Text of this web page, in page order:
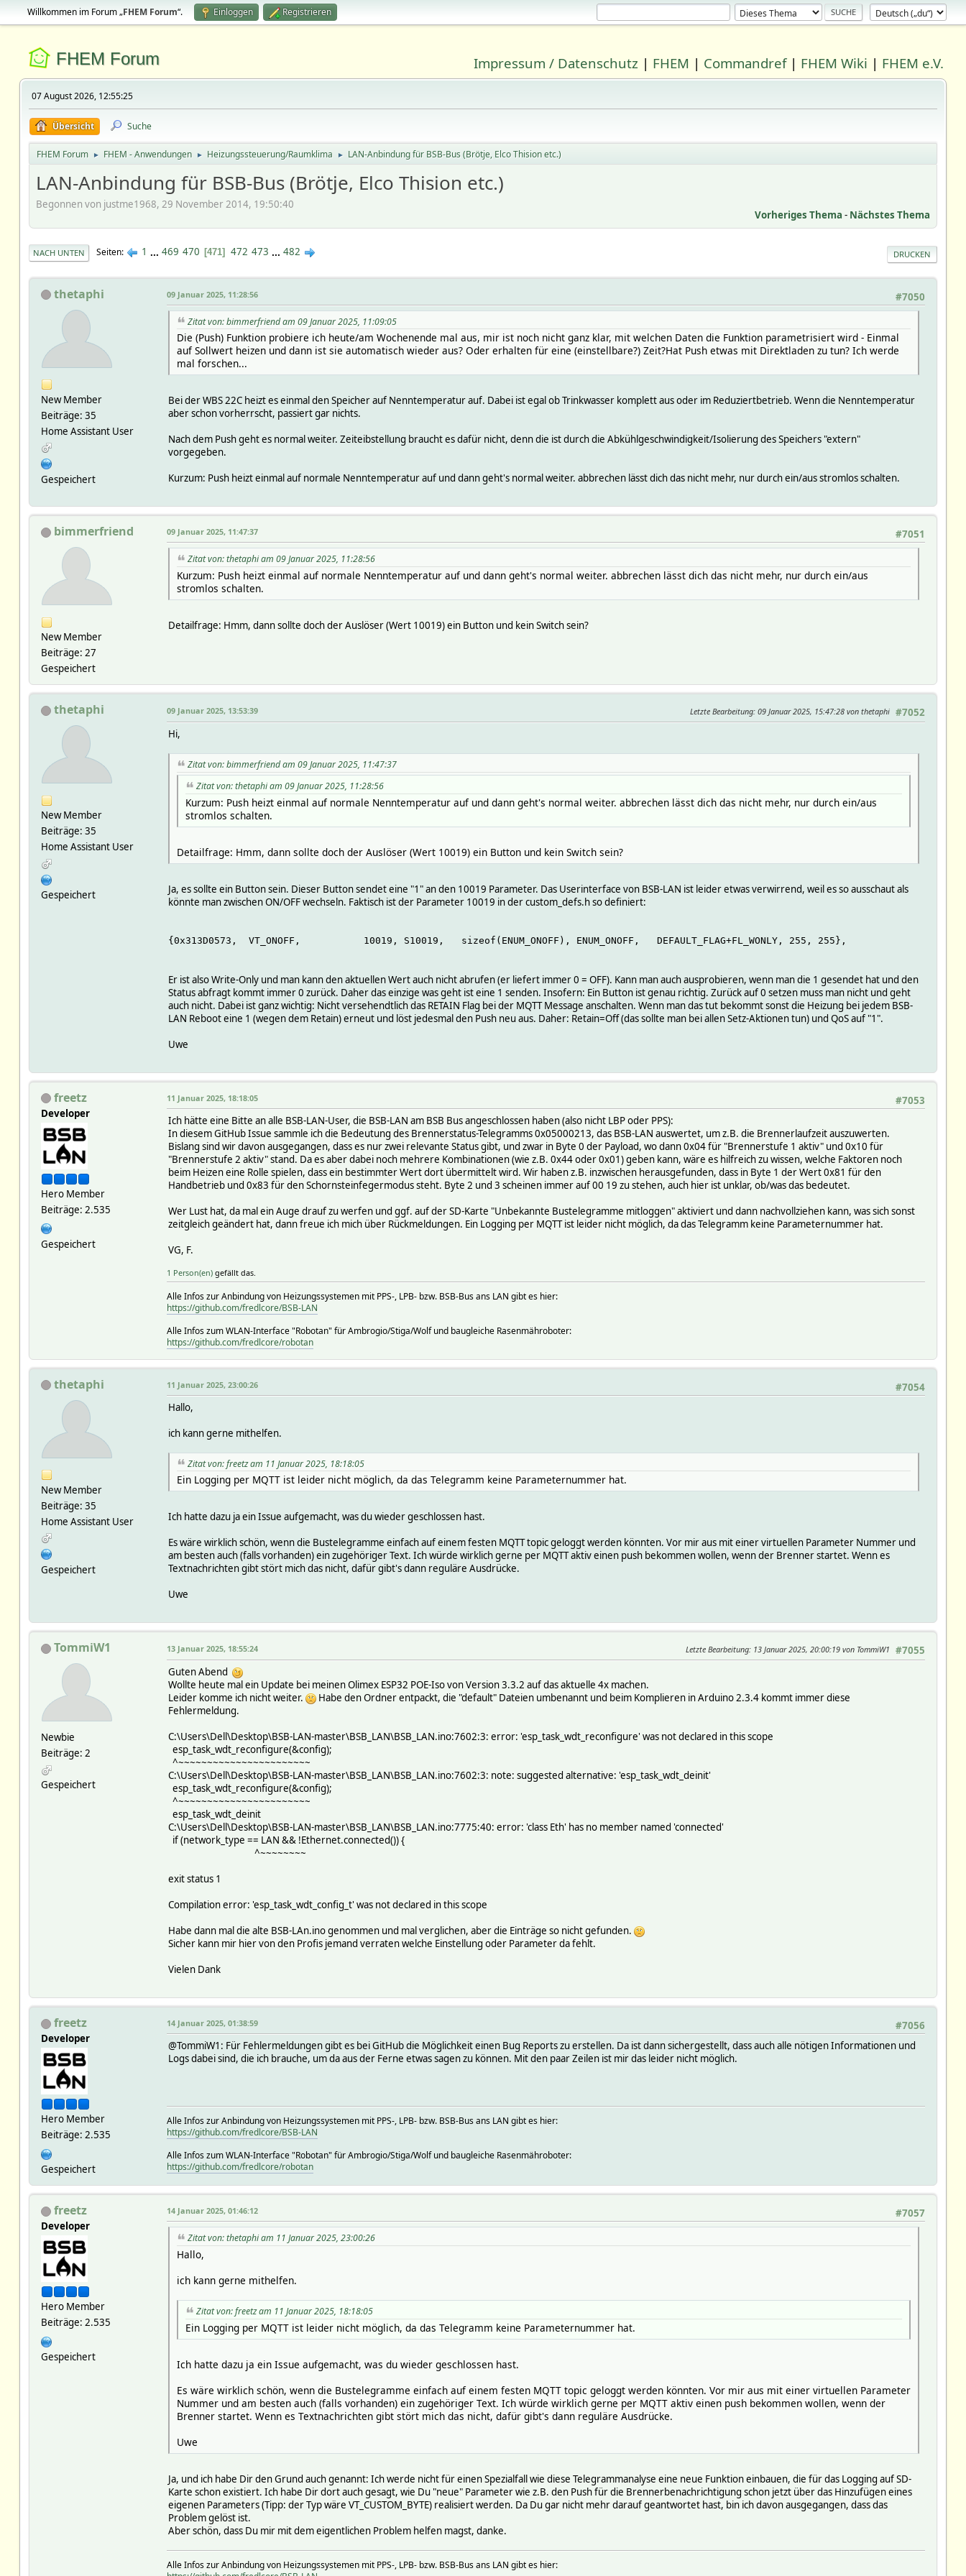
Willkommen im Forum „FHEM Forum“. Einloggen Registrieren
FHEM Forum Impressum / Datenschutz | FHEM | Commandref| FHEM Wiki | FHEM e.V.
07 August 2026, 12:55:25
Übersicht Suche
FHEM Forum ► FHEM - Anwendungen ► Heizungssteuerung/Raumklima ► LAN-Anbindung für BSB-Bus (Brötje, Elco Thision etc.)
LAN-Anbindung für BSB-Bus (Brötje, Elco Thision etc.)
Begonnen von justme1968, 29 November 2014, 19:50:40
Vorheriges Thema - Nächstes Thema
DRUCKEN
NACH UNTEN Seiten 1 ... 469 470 471 472 473 ... 482
thetaphi
New Member
Beiträge: 35
Home Assistant User
Gespeichert
#7050
09 Januar 2025, 11:28:56
Zitat von: bimmerfriend am 09 Januar 2025, 11:09:05
Die (Push) Funktion probiere ich heute/am Wochenende mal aus, mir ist noch nicht ganz klar, mit welchen Daten die Funktion parametrisiert wird - Einmal
auf Sollwert heizen und dann ist sie automatisch wieder aus? Oder erhalten für eine (einstellbare?) Zeit?Hat Push etwas mit Direktladen zu tun? Ich werde
mal forschen...
Bei der WBS 22C heizt es einmal den Speicher auf Nenntemperatur auf. Dabei ist egal ob Trinkwasser komplett aus oder im Reduziertbetrieb. Wenn die Nenntemperatur
aber schon vorherrscht, passiert gar nichts.
Nach dem Push geht es normal weiter. Zeiteibstellung braucht es dafür nicht, denn die ist durch die Abkühlgeschwindigkeit/Isolierung des Speichers "extern"
vorgegeben.
Kurzum: Push heizt einmal auf normale Nenntemperatur auf und dann geht's normal weiter. abbrechen lässt dich das nicht mehr, nur durch ein/aus stromlos schalten.
bimmerfriend
New Member
Beiträge: 27
Gespeichert
#7051
09 Januar 2025, 11:47:37
Zitat von: thetaphi am 09 Januar 2025, 11:28:56
Kurzum: Push heizt einmal auf normale Nenntemperatur auf und dann geht's normal weiter. abbrechen lässt dich das nicht mehr, nur durch ein/aus
stromlos schalten.
Detailfrage: Hmm, dann sollte doch der Auslöser (Wert 10019) ein Button und kein Switch sein?
thetaphi
New Member
Beiträge: 35
Home Assistant User
Gespeichert
#7052
09 Januar 2025, 13:53:39 Letzte Bearbeitung: 09 Januar 2025, 15:47:28 von thetaphi
Hi,
Zitat von: bimmerfriend am 09 Januar 2025, 11:47:37
Zitat von: thetaphi am 09 Januar 2025, 11:28:56
Kurzum: Push heizt einmal auf normale Nenntemperatur auf und dann geht's normal weiter. abbrechen lässt dich das nicht mehr, nur durch ein/aus
stromlos schalten.
Detailfrage: Hmm, dann sollte doch der Auslöser (Wert 10019) ein Button und kein Switch sein?
Ja, es sollte ein Button sein. Dieser Button sendet eine "1" an den 10019 Parameter. Das Userinterface von BSB-LAN ist leider etwas verwirrend, weil es so ausschaut als
könnte man zwischen ON/OFF wechseln. Faktisch ist der Parameter 10019 in der custom_defs.h so definiert:
{0x313D0573,  VT_ONOFF,           10019, S10019,   sizeof(ENUM_ONOFF), ENUM_ONOFF,   DEFAULT_FLAG+FL_WONLY, 255, 255},
Er ist also Write-Only und man kann den aktuellen Wert auch nicht abrufen (er liefert immer 0 = OFF). Kann man auch ausprobieren, wenn man die 1 gesendet hat und den
Status abfragt kommt immer 0 zurück. Daher das einzige was geht ist eine 1 senden. Insofern: Ein Button ist genau richtig. Zurück auf 0 setzen muss man nicht und geht
auch nicht. Dabei ist ganz wichtig: Nicht versehendtlich das RETAIN Flag bei der MQTT Message anschalten. Wenn man das tut bekommt sonst die Heizung bei jedem BSB-
LAN Reboot eine 1 (wegen dem Retain) erneut und löst jedesmal den Push neu aus. Daher: Retain=Off (das sollte man bei allen Setz-Aktionen tun) und QoS auf "1".
Uwe
freetz
Developer
Hero Member
Beiträge: 2.535
Gespeichert
#7053
11 Januar 2025, 18:18:05
Ich hätte eine Bitte an alle BSB-LAN-User, die BSB-LAN am BSB Bus angeschlossen haben (also nicht LBP oder PPS):
In diesem GitHub Issue sammle ich die Bedeutung des Brennerstatus-Telegramms 0x05000213, das BSB-LAN auswertet, um z.B. die Brennerlaufzeit auszuwerten.
Bislang sind wir davon ausgegangen, dass es nur zwei relevante Status gibt, und zwar in Byte 0 der Payload, wo dann 0x04 für "Brennerstufe 1 aktiv" und 0x10 für
"Brennerstufe 2 aktiv" stand. Da es aber dabei noch mehrere Kombinationen (wie z.B. 0x44 oder 0x01) geben kann, wäre es hilfreich zu wissen, welche Faktoren noch
beim Heizen eine Rolle spielen, dass ein bestimmter Wert dort übermittelt wird. Wir haben z.B. inzwischen herausgefunden, dass in Byte 1 der Wert 0x81 für den
Handbetrieb und 0x83 für den Schornsteinfegermodus steht. Byte 2 und 3 scheinen immer auf 00 19 zu stehen, auch hier ist unklar, ob/was das bedeutet.
Wer Lust hat, da mal ein Auge drauf zu werfen und ggf. auf der SD-Karte "Unbekannte Bustelegramme mitloggen" aktiviert und dann nachvollziehen kann, was sich sonst
zeitgleich geändert hat, dann freue ich mich über Rückmeldungen. Ein Logging per MQTT ist leider nicht möglich, da das Telegramm keine Parameternummer hat.
VG, F.
1 Person(en)gefällt das.
Alle Infos zur Anbindung von Heizungssystemen mit PPS-, LPB- bzw. BSB-Bus ans LAN gibt es hier:
https://github.com/fredlcore/BSB-LAN
Alle Infos zum WLAN-Interface "Robotan" für Ambrogio/Stiga/Wolf und baugleiche Rasenmähroboter:
https://github.com/fredlcore/robotan
thetaphi
New Member
Beiträge: 35
Home Assistant User
Gespeichert
#7054
11 Januar 2025, 23:00:26
Hallo,
ich kann gerne mithelfen.
Zitat von: freetz am 11 Januar 2025, 18:18:05
Ein Logging per MQTT ist leider nicht möglich, da das Telegramm keine Parameternummer hat.
Ich hatte dazu ja ein Issue aufgemacht, was du wieder geschlossen hast.
Es wäre wirklich schön, wenn die Bustelegramme einfach auf einem festen MQTT topic geloggt werden könnten. Vor mir aus mit einer virtuellen Parameter Nummer und
am besten auch (falls vorhanden) ein zugehöriger Text. Ich würde wirklich gerne per MQTT aktiv einen push bekommen wollen, wenn der Brenner startet. Wenn es
Textnachrichten gibt stört mich das nicht, dafür gibt's dann reguläre Ausdrücke.
Uwe
TommiW1
Newbie
Beiträge: 2
Gespeichert
#7055
13 Januar 2025, 18:55:24 Letzte Bearbeitung: 13 Januar 2025, 20:00:19 von TommiW1
Guten Abend
Wollte heute mal ein Update bei meinen Olimex ESP32 POE-Iso von Version 3.3.2 auf das aktuelle 4x machen.
Leider komme ich nicht weiter.
Habe den Ordner entpackt, die "default" Dateien umbenannt und beim Komplieren in Arduino 2.3.4 kommt immer diese
Fehlermeldung.
C:\Users\Dell\Desktop\BSB-LAN-master\BSB_LAN\BSB_LAN.ino:7602:3: error: 'esp_task_wdt_reconfigure' was not declared in this scope
esp_task_wdt_reconfigure(&config);
^~~~~~~~~~~~~~~~~~~~~~~~
C:\Users\Dell\Desktop\BSB-LAN-master\BSB_LAN\BSB_LAN.ino:7602:3: note: suggested alternative: 'esp_task_wdt_deinit'
esp_task_wdt_reconfigure(&config);
^~~~~~~~~~~~~~~~~~~~~~~~
esp_task_wdt_deinit
C:\Users\Dell\Desktop\BSB-LAN-master\BSB_LAN\BSB_LAN.ino:7775:40: error: 'class Eth' has no member named 'connected'
if (network_type == LAN && !Ethernet.connected()) {
^~~~~~~~~
exit status 1
Compilation error: 'esp_task_wdt_config_t' was not declared in this scope
Habe dann mal die alte BSB-LAn.ino genommen und mal verglichen, aber die Einträge so nicht gefunden.
Sicher kann mir hier von den Profis jemand verraten welche Einstellung oder Parameter da fehlt.
Vielen Dank
freetz
Developer
Hero Member
Beiträge: 2.535
Gespeichert
#7056
14 Januar 2025, 01:38:59
@TommiW1: Für Fehlermeldungen gibt es bei GitHub die Möglichkeit einen Bug Reports zu erstellen. Da ist dann sichergestellt, dass auch alle nötigen Informationen und
Logs dabei sind, die ich brauche, um da aus der Ferne etwas sagen zu können. Mit den paar Zeilen ist mir das leider nicht möglich.
Alle Infos zur Anbindung von Heizungssystemen mit PPS-, LPB- bzw. BSB-Bus ans LAN gibt es hier:
https://github.com/fredlcore/BSB-LAN
Alle Infos zum WLAN-Interface "Robotan" für Ambrogio/Stiga/Wolf und baugleiche Rasenmähroboter:
https://github.com/fredlcore/robotan
freetz
Developer
Hero Member
Beiträge: 2.535
Gespeichert
#7057
14 Januar 2025, 01:46:12
Zitat von: thetaphi am 11 Januar 2025, 23:00:26
Hallo,
ich kann gerne mithelfen.
Zitat von: freetz am 11 Januar 2025, 18:18:05
Ein Logging per MQTT ist leider nicht möglich, da das Telegramm keine Parameternummer hat.
Ich hatte dazu ja ein Issue aufgemacht, was du wieder geschlossen hast.
Es wäre wirklich schön, wenn die Bustelegramme einfach auf einem festen MQTT topic geloggt werden könnten. Vor mir aus mit einer virtuellen Parameter
Nummer und am besten auch (falls vorhanden) ein zugehöriger Text. Ich würde wirklich gerne per MQTT aktiv einen push bekommen wollen, wenn der
Brenner startet. Wenn es Textnachrichten gibt stört mich das nicht, dafür gibt's dann reguläre Ausdrücke.
Uwe
Ja, und ich habe Dir den Grund auch genannt: Ich werde nicht für einen Spezialfall wie diese Telegrammanalyse eine neue Funktion einbauen, die für das Logging auf SD-
Karte schon existiert. Ich habe Dir dort auch gesagt, wie Du "neue" Parameter wie z.B. den Push für die Brennerbenachrichtigung schon jetzt über das Hinzufügen eines
eigenen Parameters (Tipp: der Typ wäre VT_CUSTOM_BYTE) realisiert werden. Da Du gar nicht mehr darauf geantwortet hast, bin ich davon ausgegangen, dass das
Problem gelöst ist.
Aber schön, dass Du mir mit dem eigentlichen Problem helfen magst, danke.
Alle Infos zur Anbindung von Heizungssystemen mit PPS-, LPB- bzw. BSB-Bus ans LAN gibt es hier: